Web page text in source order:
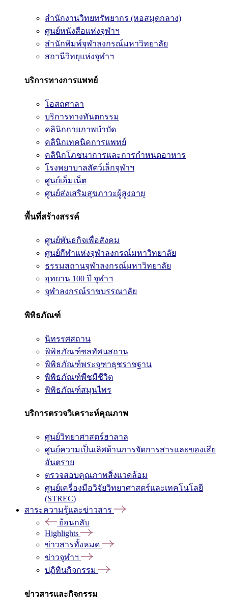
สำนักงานวิทยทรัพยากร (หอสมุดกลาง)
ศูนย์หนังสือแห่งจุฬาฯ
สำนักพิมพ์จุฬาลงกรณ์มหาวิทยาลัย
สถานีวิทยุแห่งจุฬาฯ
บริการทางการแพทย์
โอสถศาลา
บริการทางทันตกรรม
คลินิกกายภาพบำบัด
คลินิกเทคนิคการแพทย์
คลินิกโภชนาการและการกำหนดอาหาร
โรงพยาบาลสัตว์เล็กจุฬาฯ
ศูนย์เอ็มเน็ต
ศูนย์ส่งเสริมสุขภาวะผู้สูงอายุ
พื้นที่สร้างสรรค์
ศูนย์พันธกิจเพื่อสังคม
ศูนย์กีฬาแห่งจุฬาลงกรณ์มหาวิทยาลัย
ธรรมสถานจุฬาลงกรณ์มหาวิทยาลัย
อุทยาน 100 ปี จุฬาฯ
จุฬาลงกรณ์ราชบรรณาลัย
พิพิธภัณฑ์
นิทรรศสถาน
พิพิธภัณฑ์ชลทัศนสถาน
พิพิธภัณฑ์พระจุฑาธุชราชฐาน
พิพิธภัณฑ์พืชมีชีวิต
พิพิธภัณฑ์สมุนไพร
บริการตรวจวิเคราะห์คุณภาพ
ศูนย์วิทยาศาสตร์ฮาลาล
ศูนย์ความเป็นเลิศด้านการจัดการสารและของเสีย
อันตราย
ตรวจสอบคุณภาพสิ่งแวดล้อม
ศูนย์เครื่องมือวิจัยวิทยาศาสตร์และเทคโนโลยี
(STREC)
สาระความรู้และข่าวสาร
ย้อนกลับ
Highlights
ข่าวสารทั้งหมด
ข่าวจุฬาฯ
ปฏิทินกิจกรรม
ข่าวสารและกิจกรรม